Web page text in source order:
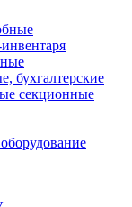
бухгалтерские
секционные